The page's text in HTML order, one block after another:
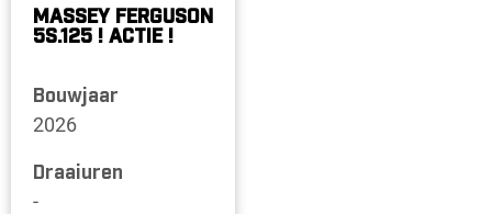
MASSEY FERGUSON
5S.125 ! ACTIE !
Bouwjaar
2026
Draaiuren
-